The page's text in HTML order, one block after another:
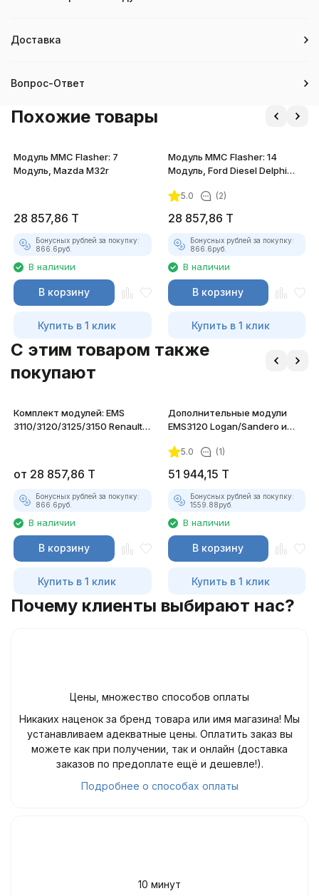
Доставка
Вопрос-Ответ
Похожие товары
Модуль MMC Flasher: 7
Модуль, Mazda M32r
28 857,86 T
Бонусных рублей за покупку:
866.6руб.
В наличии
В корзину
Купить в 1 клик
Модуль MMC Flasher: 14
Модуль, Ford Diesel Delphi
5.0 (2)
28 857,86 T
Бонусных рублей за покупку:
866.6руб.
В наличии
В корзину
Купить в 1 клик
C этим товаром также
покупают
Комплект модулей: EMS
3110/3120/3125/3150 Renault
от 28 857,86 T
Бонусных рублей за покупку:
866.6руб.
В наличии
В корзину
Купить в 1 клик
Дополнительные модули
EMS3120 Logan/Sandero и
ChipTuningPRO
5.0 (1)
51 944,15 T
Бонусных рублей за покупку:
1559.88руб.
В наличии
В корзину
Купить в 1 клик
Почему клиенты выбирают нас?
Цены, множество способов оплаты
Никаких наценок за бренд товара или имя магазина! Мы
устанавливаем адекватные цены. Оплатить заказ вы
можете как при получении, так и онлайн (доставка
заказов по предоплате ещё и дешевле!).
Подробнее о способах оплаты
10 минут